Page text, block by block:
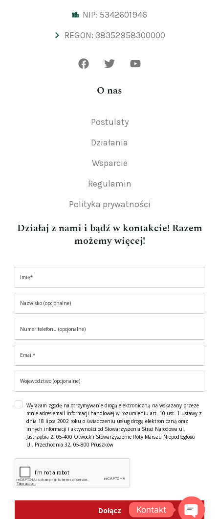
NIP: 5342601946
REGON: 38352958300000
O nas
Postulaty
Działania
Wsparcie
Regulamin
Polityka prywatności
Działaj z nami i bądź w kontakcie! Razem
możemy więcej!
Wyrażam zgodę na otrzymywanie drogą elektroniczną na wskazany przeze
mnie adres email informacji handlowej w rozumieniu art. 10 ust. 1 ustawy z
dnia 18 lipca 2002 roku o świadczeniu usług drogą elektroniczną oraz
innych informacji i aktywności od Stowarzyszenia Straż Narodowa ul.
Jastrzębia 2, 05-400 Otwock i Stowarzyszenie Roty Marszu Niepodległości
Ul. Przechodnia 32, 05-800 Pruszków
Dołącz Kontakt